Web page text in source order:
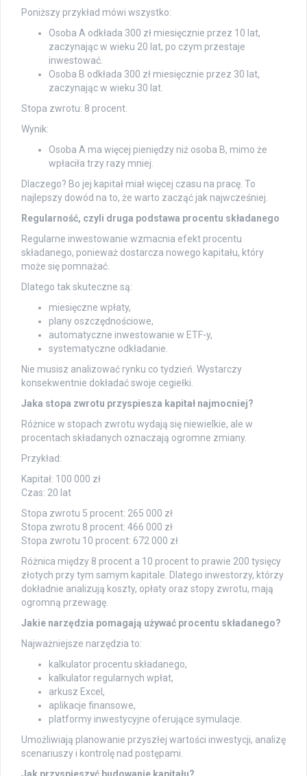
Poniższy przykład mówi wszystko:
Osoba A odkłada 300 zł miesięcznie przez 10 lat,
zaczynając w wieku 20 lat, po czym przestaje
inwestować.
Osoba B odkłada 300 zł miesięcznie przez 30 lat,
zaczynając w wieku 30 lat.
Stopa zwrotu: 8 procent.
Wynik:
Osoba A ma więcej pieniędzy niż osoba B, mimo że
wpłaciła trzy razy mniej.
Dlaczego? Bo jej kapitał miał więcej czasu na pracę. To
najlepszy dowód na to, że warto zacząć jak najwcześniej.
Regularność, czyli druga podstawa procentu składanego
Regularne inwestowanie wzmacnia efekt procentu
składanego, ponieważ dostarcza nowego kapitału, który
może się pomnażać.
Dlatego tak skuteczne są:
miesięczne wpłaty,
plany oszczędnościowe,
automatyczne inwestowanie w ETF-y,
systematyczne odkładanie.
Nie musisz analizować rynku co tydzień. Wystarczy
konsekwentnie dokładać swoje cegiełki.
Jaka stopa zwrotu przyspiesza kapitał najmocniej?
Różnice w stopach zwrotu wydają się niewielkie, ale w
procentach składanych oznaczają ogromne zmiany.
Przykład:
Kapitał: 100 000 zł
Czas: 20 lat
Stopa zwrotu 5 procent: 265 000 zł
Stopa zwrotu 8 procent: 466 000 zł
Stopa zwrotu 10 procent: 672 000 zł
Różnica między 8 procent a 10 procent to prawie 200 tysięcy
złotych przy tym samym kapitale. Dlatego inwestorzy, którzy
dokładnie analizują koszty, opłaty oraz stopy zwrotu, mają
ogromną przewagę.
Jakie narzędzia pomagają używać procentu składanego?
Najważniejsze narzędzia to:
kalkulator procentu składanego,
kalkulator regularnych wpłat,
arkusz Excel,
aplikacje finansowe,
platformy inwestycyjne oferujące symulacje.
Umożliwiają planowanie przyszłej wartości inwestycji, analizę
scenariuszy i kontrolę nad postępami.
Jak przyspieszyć budowanie kapitału?